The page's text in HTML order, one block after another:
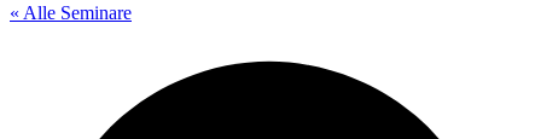
« Alle Seminare